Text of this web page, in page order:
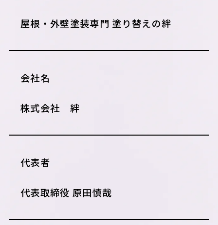
屋根・外壁塗装専門 塗り替えの絆
会社名
株式会社 絆
代表者
代表取締役 原田慎哉